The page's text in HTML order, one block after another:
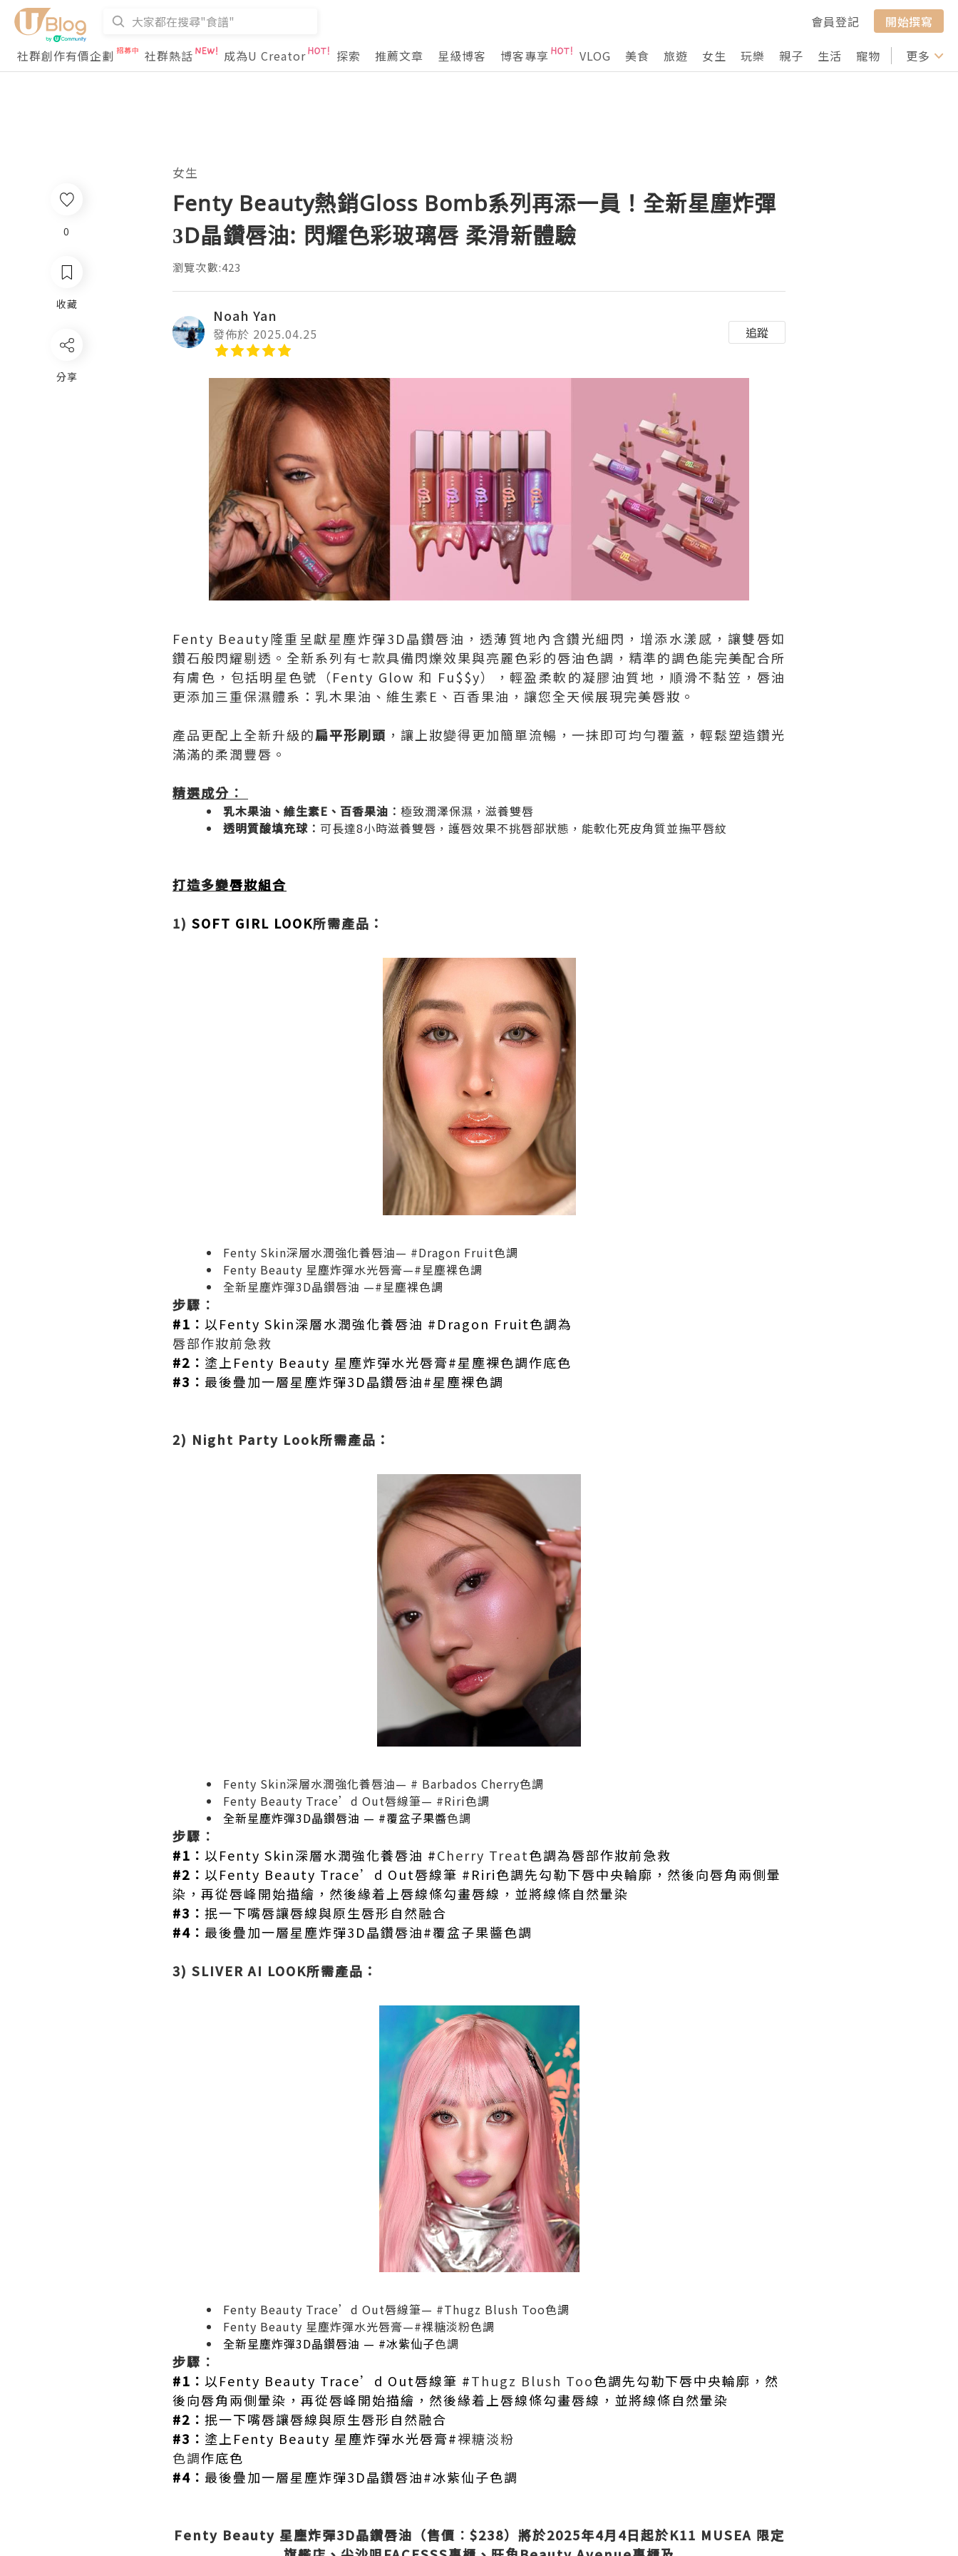
會員登記
開始撰寫
社群創作有價企劃
社群熱話 成為U Creator 探索 推薦文章 星級博客 博客專享 VLOG 美食 旅遊 女生 玩樂 親子 生活 寵物 行山 打卡
更多
0
收藏
分享
女生
Fenty Beauty熱銷Gloss Bomb系列再添一員！全新星塵炸彈
3D晶鑽唇油: 閃耀色彩玻璃唇 柔滑新體驗
瀏覽次數:423
Noah Yan
發佈於 2025.04.25 追蹤
Fenty Beauty隆重呈獻星塵炸彈3D晶鑽唇油，透薄質地內含鑽光細閃，增添水漾感，讓雙唇如
鑽石般閃耀剔透。全新系列有七款具備閃爍效果與亮麗色彩的唇油色調，精準的調色能完美配合所
有膚色，包括明星色號（Fenty Glow 和 Fu$$y），輕盈柔軟的凝膠油質地，順滑不黏笠，唇油
更添加三重保濕體系：乳木果油、維生素E、百香果油，讓您全天候展現完美唇妝。
產品更配上全新升級的扁平形刷頭 ，讓上妝變得更加簡單流暢，一抹即可均勻覆蓋，輕鬆塑造鑽光
滿滿的柔潤豐唇。
精選成分︰
乳木果油、維生素E、百香果油︰ 極致潤澤保濕，滋養雙唇
透明質酸填充球︰ 可長達8小時滋養雙唇，護唇效果不挑唇部狀態，能軟化死皮角質並撫平唇紋
打造多變唇妝組合
1) SOFT GIRL LOOK所需產品：
Fenty Skin深層水潤強化養唇油— #Dragon Fruit色調
Fenty Beauty 星塵炸彈水光唇膏—#星塵裸色調
全新星塵炸彈3D晶鑽唇油 —#星塵裸色調
步驟︰
#1︰ 以Fenty Skin深層水潤強化養唇油 #Dragon Fruit色調為
唇部作妝前急救
#2︰ 塗上Fenty Beauty 星塵炸彈水光唇膏#星塵裸色調作底色
#3︰ 最後疊加一層星塵炸彈3D晶鑽唇油#星塵裸色調
2) Night Party Look所需產品：
Fenty Skin深層水潤強化養唇油— # Barbados Cherry色調
Fenty Beauty Trace’d Out唇線筆— #Riri色調
全新星塵炸彈3D晶鑽唇油 — #覆盆子果醬色調
步驟︰
#1︰ 以Fenty Skin深層水潤強化養唇油 #Cherry Treat色調為唇部作妝前急救
#2︰ 以Fenty Beauty Trace’d Out唇線筆 #Riri色調先勾勒下唇中央輪廓，然後向唇角兩側暈
染，再從唇峰開始描繪，然後緣着上唇線條勾畫唇線，並將線條自然暈染
#3︰ 抿一下嘴唇讓唇線與原生唇形自然融合
#4︰ 最後疊加一層星塵炸彈3D晶鑽唇油#覆盆子果醬色調
3) SLIVER AI LOOK所需產品：
Fenty Beauty Trace’d Out唇線筆— #Thugz Blush Too色調
Fenty Beauty 星塵炸彈水光唇膏—#裸糖淡粉色調
全新星塵炸彈3D晶鑽唇油 — #冰紫仙子色調
步驟︰
#1︰ 以Fenty Beauty Trace’d Out唇線筆 #Thugz Blush Too色調先勾勒下唇中央輪廓，然
後向唇角兩側暈染，再從唇峰開始描繪，然後緣着上唇線條勾畫唇線，並將線條自然暈染
#2︰ 抿一下嘴唇讓唇線與原生唇形自然融合
#3︰ 塗上Fenty Beauty 星塵炸彈水光唇膏#裸糖淡粉
色調作底色
#4︰ 最後疊加一層星塵炸彈3D晶鑽唇油#冰紫仙子色調
Fenty Beauty 星塵炸彈3D晶鑽唇油（售價︰$238）將於2025年4月4日起於K11 MUSEA 限定